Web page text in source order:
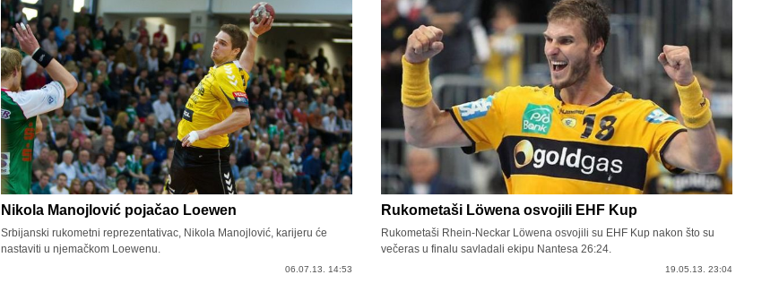
Nikola Manojlović pojačao Loewen
Srbijanski rukometni reprezentativac, Nikola Manojlović, karijeru će
nastaviti u njemačkom Loewenu.
06.07.13. 14:53
Rukometaši Löwena osvojili EHF Kup
Rukometaši Rhein-Neckar Löwena osvojili su EHF Kup nakon što su
večeras u finalu savladali ekipu Nantesa 26:24.
19.05.13. 23:04